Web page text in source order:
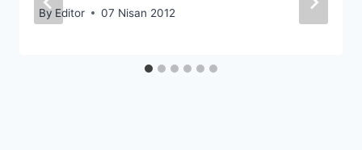
By Editor 07 Nisan 2012